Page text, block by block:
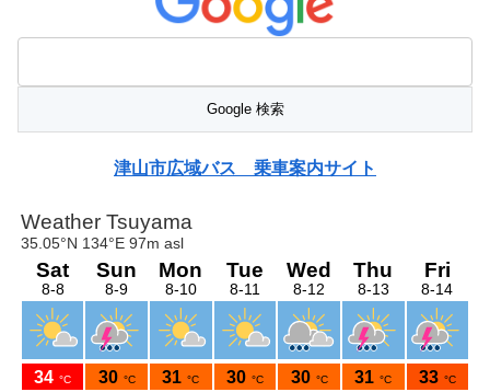
津山市広域バス 乗車案内サイト